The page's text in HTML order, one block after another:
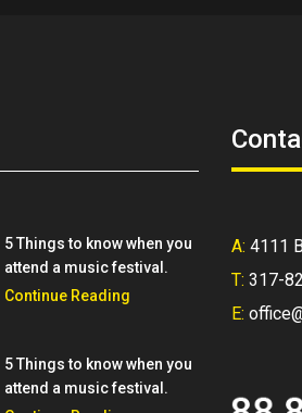
5 Things to know when you
attend a music festival.
Continue Reading
5 Things to know when you
attend a music festival.
A: 4111
T: 317-
E: